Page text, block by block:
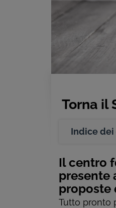
Torna il
Indice
Il centro
presente
proposte
Tutto pronto